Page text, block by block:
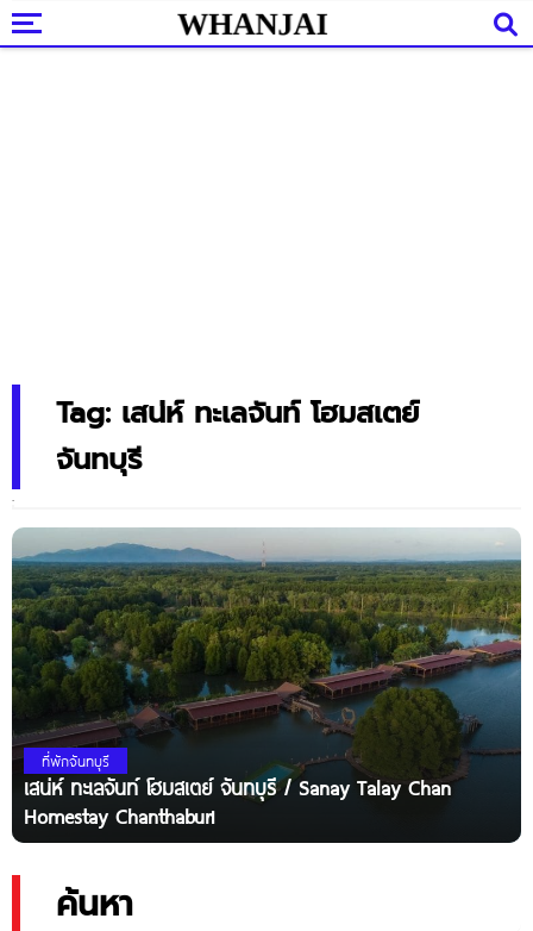
Tag: เสน่ห์ ทะเลจันท์ โฮมสเตย์
จันทบุรี
ที่พักจันทบุรี
เสน่ห์ ทะเลจันท์ โฮมสเตย์ จันทบุรี / Sanay Talay Chan
Homestay Chanthaburi
ค้นหา